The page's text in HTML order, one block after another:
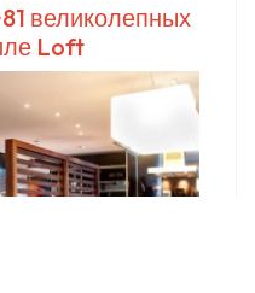
великолепных
Loft